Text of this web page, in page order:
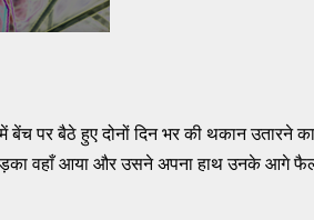
पर बैठे हुए दोनों दिन भर की थकान उतारने
वहाँ आया और उसने अपना हाथ उनके आगे